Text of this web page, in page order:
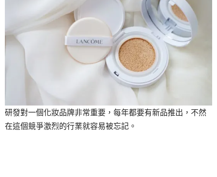
研發對一個化妝品牌非常重要，每年都要有新品推出，不然
在這個競爭激烈的行業就容易被忘記。